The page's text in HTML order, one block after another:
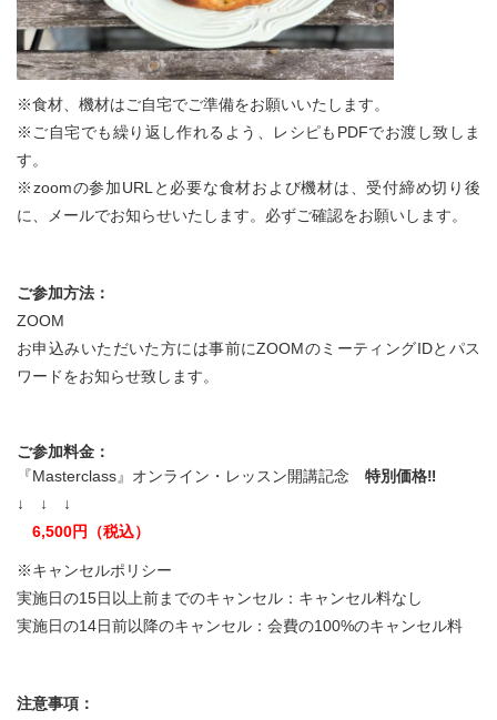
※食材、機材はご自宅でご準備をお願いいたします。
※ご自宅でも繰り返し作れるよう、レシピもPDFでお渡し致しま
す。
※zoomの参加URLと必要な食材および機材は、受付締め切り後
に、メールでお知らせいたします。必ずご確認をお願いします。
ご参加方法：
ZOOM
お申込みいただいた方には事前にZOOMのミーティングIDとパス
ワードをお知らせ致します。
ご参加料金：
『Masterclass』オンライン・レッスン開講記念 特別価格‼
↓ ↓ ↓
6,500円（税込）
※キャンセルポリシー
実施日の15日以上前までのキャンセル：キャンセル料なし
実施日の14日前以降のキャンセル：会費の100%のキャンセル料
注意事項：